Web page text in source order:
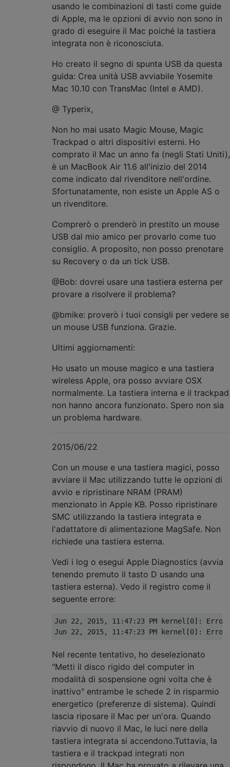
usando le combinazioni di tasti come guide
di Apple, ma le opzioni di avvio non sono in
grado di eseguire il Mac poiché la tastiera
integrata non è riconosciuta.
Ho creato il segno di spunta USB da questa
guida: Crea unità USB avviabile Yosemite
Mac 10.10 con TransMac (Intel e AMD).
@ Typerix,
Non ho mai usato Magic Mouse, Magic
Trackpad o altri dispositivi esterni. Ho
comprato il Mac un anno fa (negli Stati Uniti),
è un MacBook Air 11.6 all'inizio del 2014
come indicato dal rivenditore nell'ordine.
Sfortunatamente, non esiste un Apple AS o
un rivenditore.
Comprerò o prenderò in prestito un mouse
USB dal mio amico per provarlo come tuo
consiglio. A proposito, non posso prenotare
su Recovery o da un tick USB.
@Bob: dovrei usare una tastiera esterna per
provare a risolvere il problema?
@bmike: proverò i tuoi consigli per vedere se
un mouse USB funziona. Grazie.
Ultimi aggiornamenti:
Ho usato un mouse magico e una tastiera
wireless Apple, ora posso avviare OSX
normalmente. La tastiera interna e il trackpad
non hanno ancora funzionato. Spero non sia
un problema hardware.
2015/06/22
Con un mouse e una tastiera magici, posso
avviare il Mac utilizzando tutte le opzioni di
avvio e ripristinare NRAM (PRAM)
menzionato in Apple KB. Posso ripristinare
SMC utilizzando la tastiera integrata e
l'adattatore di alimentazione MagSafe. Non
richiede una tastiera esterna.
Vedi i log o esegui Apple Diagnostics (avvia
tenendo premuto il tasto D usando una
tastiera esterna). Vedo il registro come il
seguente errore:
Jun 22, 2015, 11:47:23 PM kernel[0]: Error:
Nel recente tentativo, ho deselezionato
"Metti il ​​disco rigido del computer in
modalità di sospensione ogni volta che è
inattivo" entrambe le schede 2 in risparmio
energetico (preferenze di sistema). Quindi
lascia riposare il Mac per un'ora. Quando
riavvio di nuovo il Mac, le luci nere della
tastiera integrata si accendono.Tuttavia, la
tastiera e il trackpad integrati non